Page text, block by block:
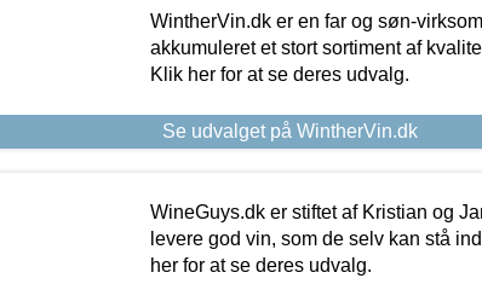
WintherVin.dk er en far og søn-
akkumuleret et stort sortiment af
Klik her for at se deres udvalg.
Se udvalget på WintherVin.dk
WineGuys.dk er stiftet af Kristian og
levere god vin, som de selv kan stå
her for at se deres udvalg.